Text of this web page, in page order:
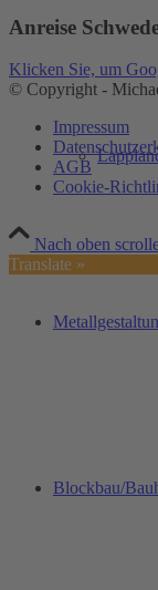
Blockbau/
Anreise
Klicken Sie, um
© Copyright -
Impressum
AGB
Cookie-
Nach oben
Translate »